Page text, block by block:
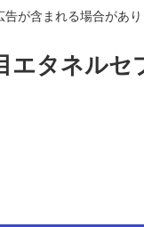
が含まれる場合があり
エタネル